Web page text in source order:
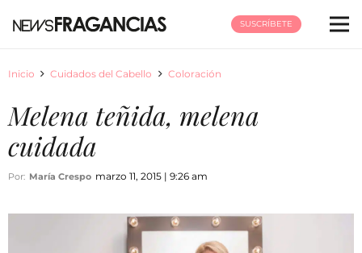
SUSCRÍBETE
Inicio Cuidados del Cabello Coloración
Melena teñida, melena
cuidada
Por: María Crespo marzo 11, 2015 | 9:26 am